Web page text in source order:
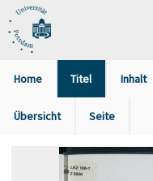
Home Titel Inhalt
Übersicht Seite